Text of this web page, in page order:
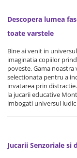
Descopera lumea
toate varstele
Bine ai venit in
imaginatia copiilor
poveste. Gama
selectionata pentru a
invatarea prin
la jucarii educative
imbogati universul ludic
Jucarii Senzoriale si